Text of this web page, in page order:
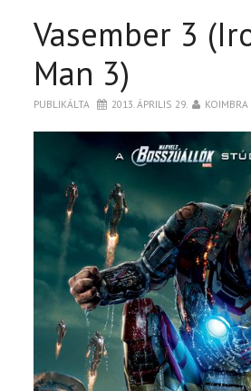
PÓLÓ RENDELÉS
Vasember 3
Man 3)
PUBLIKÁLTA 2013. ÁPRILIS 29. KOIMBRA